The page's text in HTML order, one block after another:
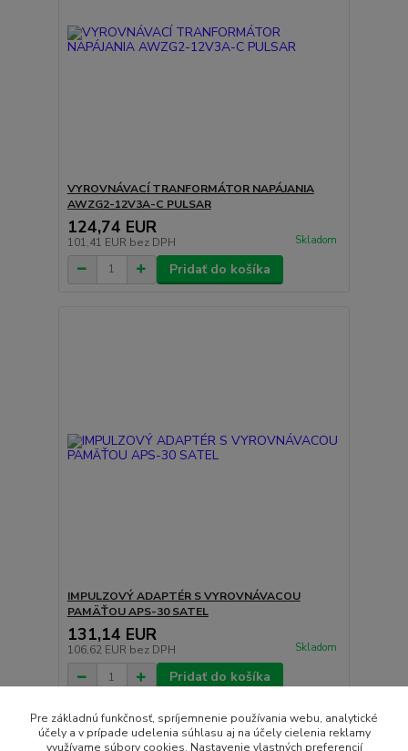
VYROVNÁVACÍ TRANFORMÁTOR NAPÁJANIA
AWZG2-12V3A-C PULSAR
124,74 EUR
101,41 EUR bez DPH Skladom
Pridať do košíka
IMPULZOVÝ ADAPTÉR S VYROVNÁVACOU
PAMÄŤOU APS-30 SATEL
131,14 EUR
106,62 EUR bez DPH Skladom
Pridať do košíka
strana z 1
Pre základnú funkčnosť, spríjemnenie používania webu, analytické
účely a v prípade udelenia súhlasu aj na účely cielenia reklamy
využívame súbory cookies. Nastavenie vlastných preferencií